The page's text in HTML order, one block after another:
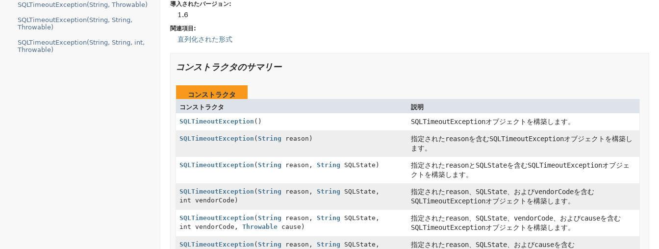
SQLTimeoutException(String, Throwable)
SQLTimeoutException(String, String,
Throwable)
SQLTimeoutException(String, String, int,
Throwable)
導入されたバージョン:
1.6
関連項目:
直列化された形式
コンストラクタのサマリー
コンストラクタ
コンストラクタ
説明
SQLTimeoutException () SQLTimeoutExceptionオブジェクトを構築します。
SQLTimeoutException ( String reason) 指定された reasonを含むSQLTimeoutExceptionオブジェクトを構築し
ます。
SQLTimeoutException ( String reason, String SQLState) 指定された reasonと SQLStateを含むSQLTimeoutExceptionオブジェ
クトを構築します。
SQLTimeoutException ( String reason, String SQLState,
int vendorCode)
指定された reason SQLState 、およびvendorCodeを含む
SQLTimeoutExceptionオブジェクトを構築します。
SQLTimeoutException ( String reason, String SQLState,
int vendorCode, Throwablecause)
指定された reason SQLState 、vendorCode 、およびcauseを含む
SQLTimeoutExceptionオブジェクトを構築します。
SQLTimeoutException ( String reason, String SQLState,
指定された reason SQLState 、およびcauseを含む